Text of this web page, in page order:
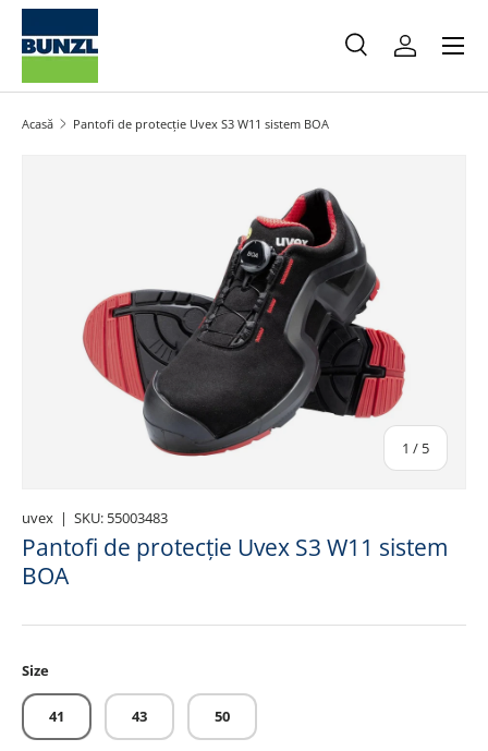
Salt la conținut
Caută
Caută
Meniu
Acasă Pantofi de protecție Uvex S3 W11 sistem BOA
1 / din
5
uvex | SKU: 55003483
Pantofi de protecție Uvex S3 W11 sistem
BOA
Size
41 43 50